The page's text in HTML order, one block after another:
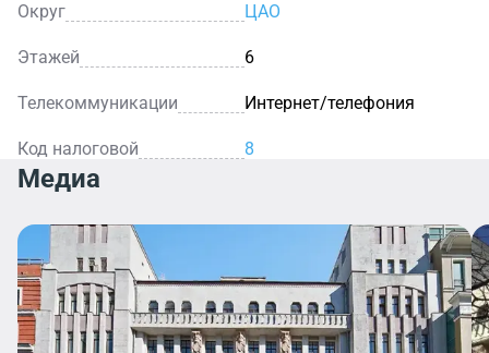
Округ ЦАО
Этажей 6
Телекоммуникации Интернет/телефония
Код налоговой 8
Медиа